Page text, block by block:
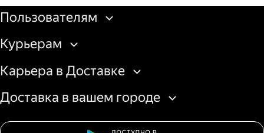
Пользователям
Курьерам
Карьера в Доставке
Доставка в вашем городе